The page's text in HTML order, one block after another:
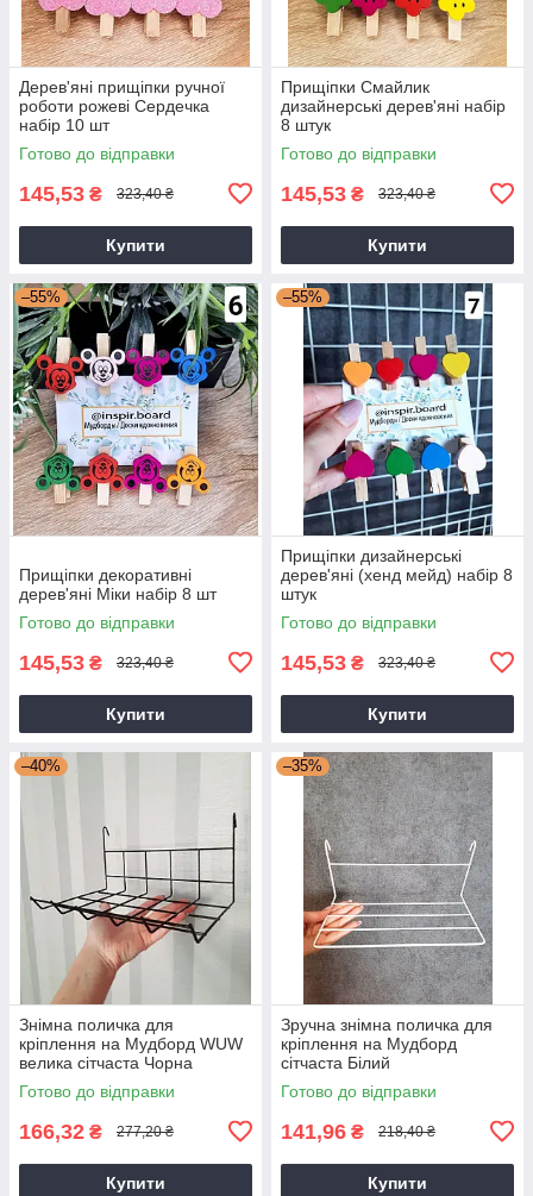
Дерев'яні прищіпки ручної
роботи рожеві Сердечка
набір 10 шт
Готово до відправки
145,53 ₴ 323,40 ₴
Купити
Прищіпки Смайлик
дизайнерські дерев'яні набір
8 штук
Готово до відправки
145,53 ₴ 323,40 ₴
Купити
–55%
Прищіпки декоративні
дерев'яні Міки набір 8 шт
Готово до відправки
145,53 ₴ 323,40 ₴
Купити
–55%
Прищіпки дизайнерські
дерев'яні (хенд мейд) набір 8
штук
Готово до відправки
145,53 ₴ 323,40 ₴
Купити
–40%
Знімна поличка для
кріплення на Мудборд WUW
велика сітчаста Чорна
Готово до відправки
166,32 ₴ 277,20 ₴
Купити
–35%
Зручна знімна поличка для
кріплення на Мудборд
сітчаста Білий
Готово до відправки
141,96 ₴ 218,40 ₴
Купити